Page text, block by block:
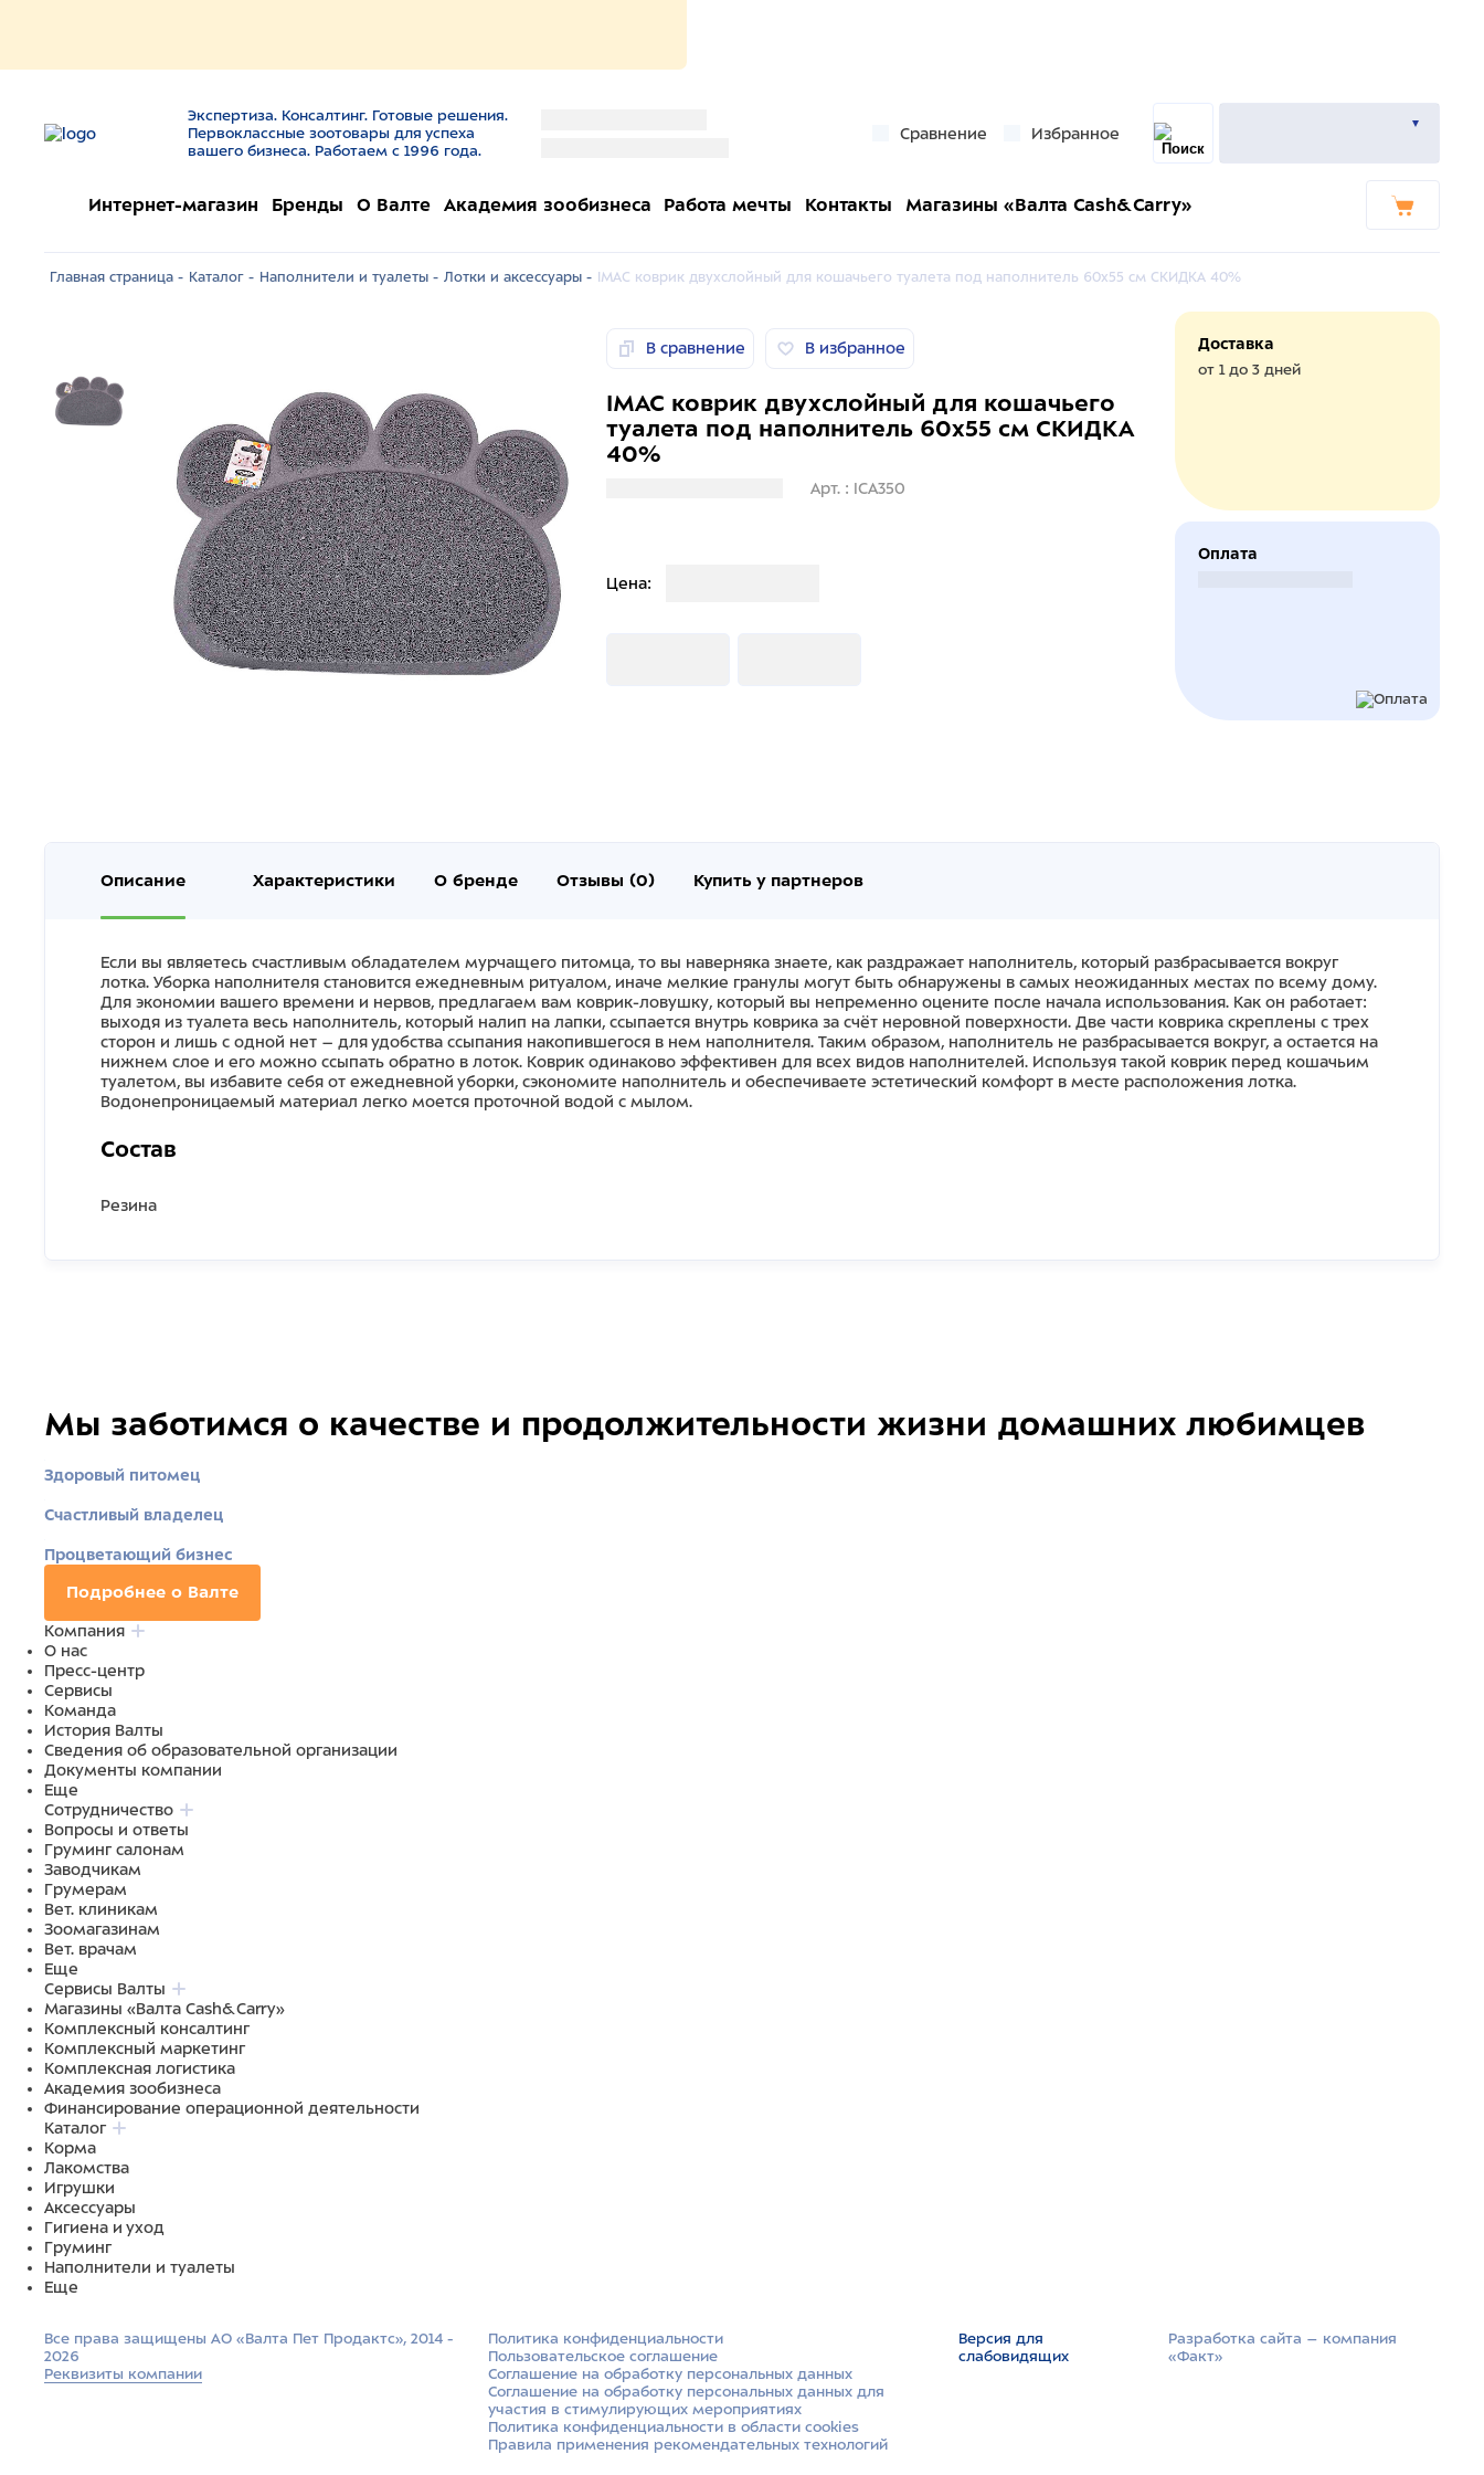
Экспертиза. Консалтинг. Готовые решения.
Первоклассные зоотовары для успеха
вашего бизнеса. Работаем с 1996 года.
Сравнение Избранное
Интернет-магазин Бренды О Валте Академия зообизнеса Работа мечты Контакты Магазины «Валта Cash&Carry»
Главная страница - Каталог - Наполнители и туалеты - Лотки и аксессуары - IMAC коврик двухслойный для кошачьего туалета под наполнитель 60х55 см СКИДКА 40%
В сравнение В избранное
IMAC коврик двухслойный для кошачьего
туалета под наполнитель 60х55 см СКИДКА
40%
Арт. : ICA350
Цена:
Доставка
от 1 до 3 дней
Оплата
Описание Характеристики О бренде Отзывы (0) Купить у партнеров
Если вы являетесь счастливым обладателем мурчащего питомца, то вы наверняка знаете, как раздражает наполнитель, который разбрасывается вокруг
лотка. Уборка наполнителя становится ежедневным ритуалом, иначе мелкие гранулы могут быть обнаружены в самых неожиданных местах по всему дому.
Для экономии вашего времени и нервов, предлагаем вам коврик-ловушку, который вы непременно оцените после начала использования. Как он работает:
выходя из туалета весь наполнитель, который налип на лапки, ссыпается внутрь коврика за счёт неровной поверхности. Две части коврика скреплены с трех
сторон и лишь с одной нет – для удобства ссыпания накопившегося в нем наполнителя. Таким образом, наполнитель не разбрасывается вокруг, а остается на
нижнем слое и его можно ссыпать обратно в лоток. Коврик одинаково эффективен для всех видов наполнителей. Используя такой коврик перед кошачьим
туалетом, вы избавите себя от ежедневной уборки, сэкономите наполнитель и обеспечиваете эстетический комфорт в месте расположения лотка.
Водонепроницаемый материал легко моется проточной водой с мылом.
Состав
Резина
Мы заботимся о качестве и продолжительности жизни домашних любимцев
Здоровый питомец
Счастливый владелец
Процветающий бизнес
Подробнее о Валте
Компания
О нас
Пресс-центр
Сервисы
Команда
История Валты
Сведения об образовательной организации
Документы компании
Еще
Сотрудничество
Вопросы и ответы
Груминг салонам
Заводчикам
Грумерам
Вет. клиникам
Зоомагазинам
Вет. врачам
Еще
Сервисы Валты
Магазины «Валта Cash&Carry»
Комплексный консалтинг
Комплексный маркетинг
Комплексная логистика
Академия зообизнеса
Финансирование операционной деятельности
Каталог
Корма
Лакомства
Игрушки
Аксессуары
Гигиена и уход
Груминг
Наполнители и туалеты
Еще
Все права защищены АО «Валта Пет Продактс», 2014 -
2026
Реквизиты компании
Политика конфиденциальности
Пользовательское соглашение
Соглашение на обработку персональных данных
Соглашение на обработку персональных данных для
участия в стимулирующих мероприятиях
Политика конфиденциальности в области cookies
Правила применения рекомендательных технологий
Версия для
слабовидящих
Разработка сайта –­ компания
«Факт»